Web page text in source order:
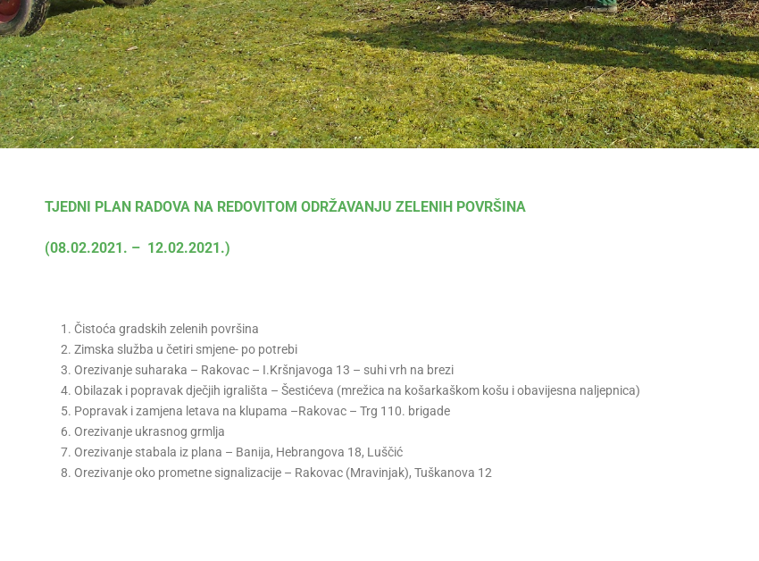
TJEDNI PLAN RADOVA NA REDOVITOM ODRŽAVANJU ZELENIH POVRŠINA
(08.02.2021. – 12.02.2021.)
Čistoća gradskih zelenih površina
Zimska služba u četiri smjene- po potrebi
Orezivanje suharaka – Rakovac – I.Kršnjavoga 13 – suhi vrh na brezi
Obilazak i popravak dječjih igrališta – Šestićeva (mrežica na košarkaškom košu i obavijesna naljepnica)
Popravak i zamjena letava na klupama –Rakovac – Trg 110. brigade
Orezivanje ukrasnog grmlja
Orezivanje stabala iz plana – Banija, Hebrangova 18, Luščić
Orezivanje oko prometne signalizacije – Rakovac (Mravinjak), Tuškanova 12